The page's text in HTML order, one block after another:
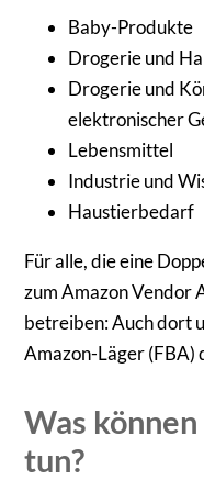
Baby-Produkte
Drogerie und
Drogerie und
elektronischer
Lebensmittel
Industrie und
Haustierbedarf
Für alle, die eine
zum Amazon Vendor
betreiben: Auch dort
Amazon-Läger (FBA)
Was
tun?